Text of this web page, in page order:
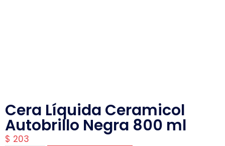
Cera Líquida Ceramicol
Autobrillo Negra 800 ml
$ 203